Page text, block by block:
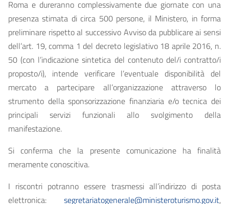
Roma e dureranno complessivamente due giornate con una
presenza stimata di circa 500 persone, il Ministero, in forma
preliminare rispetto al successivo Avviso da pubblicare ai sensi
dell’art. 19, comma 1 del decreto legislativo 18 aprile 2016, n.
50 (con l’indicazione sintetica del contenuto del/i contratto/i
proposto/i), intende verificare l’eventuale disponibilità del
mercato a partecipare all’organizzazione attraverso lo
strumento della sponsorizzazione finanziaria e/o tecnica dei
principali servizi funzionali allo svolgimento della
manifestazione.
Si conferma che la presente comunicazione ha finalità
meramente conoscitiva.
I riscontri potranno essere trasmessi all’indirizzo di posta
elettronica: segretariatogenerale@ministeroturismo.gov.it,